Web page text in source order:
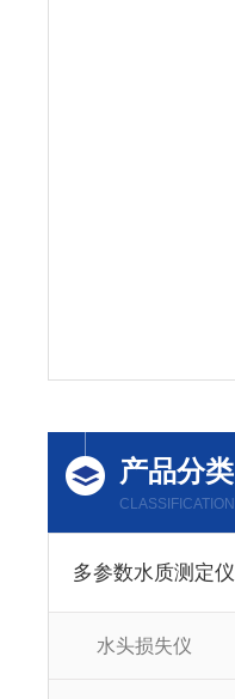
产品分类
CLASSIFICATION
多参数水质测定仪
水头损失仪